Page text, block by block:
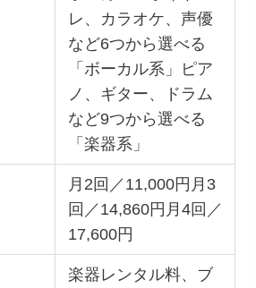
レ、カラオケ、声優
など6つから選べる
「ボーカル系」ピア
ノ、ギター、ドラム
など9つから選べる
「楽器系」
月2回／11,000円月3
回／14,860円月4回／
17,600円
楽器レンタル料、ブ